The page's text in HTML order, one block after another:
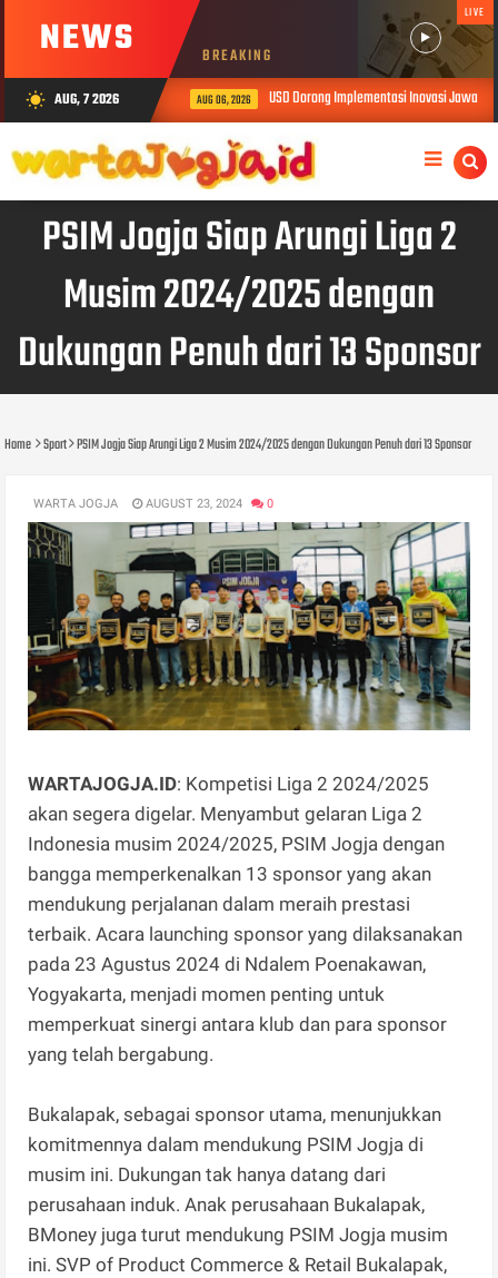
NEWS BREAKING
LIVE
wb_sunny AUG, 7 2026 AUG 06, 2026 USD Dorong Implementasi Inovasi Jawalens
PSIM Jogja Siap Arungi Liga 2
Musim 2024/2025 dengan
Dukungan Penuh dari 13 Sponsor
Home Sport PSIM Jogja Siap Arungi Liga 2 Musim 2024/2025 dengan Dukungan Penuh dari 13 Sponsor
WARTA JOGJA AUGUST 23, 2024 0
WARTAJOGJA.ID: Kompetisi Liga 2 2024/2025
akan segera digelar. Menyambut gelaran Liga 2
Indonesia musim 2024/2025, PSIM Jogja dengan
bangga memperkenalkan 13 sponsor yang akan
mendukung perjalanan dalam meraih prestasi
terbaik. Acara launching sponsor yang dilaksanakan
pada 23 Agustus 2024 di Ndalem Poenakawan,
Yogyakarta, menjadi momen penting untuk
memperkuat sinergi antara klub dan para sponsor
yang telah bergabung.
Bukalapak, sebagai sponsor utama, menunjukkan
komitmennya dalam mendukung PSIM Jogja di
musim ini. Dukungan tak hanya datang dari
perusahaan induk. Anak perusahaan Bukalapak,
BMoney juga turut mendukung PSIM Jogja musim
ini. SVP of Product Commerce & Retail Bukalapak,